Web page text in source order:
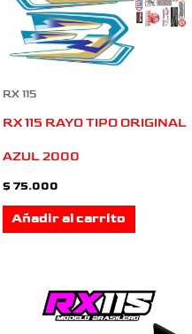
RX 115
RX 115 RAYO TIPO ORIGINAL
AZUL 2000
$ 75.000
Añadir al carrito